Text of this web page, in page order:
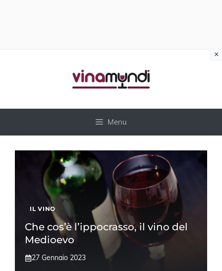
Menu
IL VINO
Che cos’è l’ippocrasso, il vino del
Medioevo
27 Gennaio 2023
×